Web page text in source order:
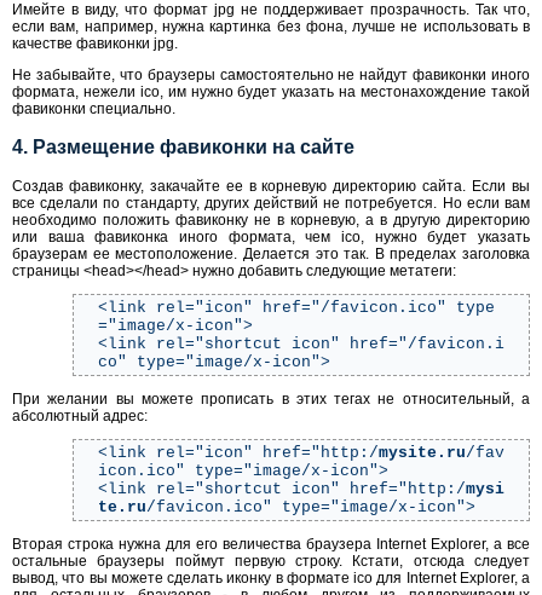
Имейте в виду, что формат jpg не поддерживает прозрачность. Так что,
если вам, например, нужна картинка без фона, лучше не использовать в
качестве фавиконки jpg.
Не забывайте, что браузеры самостоятельно не найдут фавиконки иного
формата, нежели ico, им нужно будет указать на местонахождение такой
фавиконки специально.
4. Размещение фавиконки на сайте
Создав фавиконку, закачайте ее в корневую директорию сайта. Если вы
все сделали по стандарту, других действий не потребуется. Но если вам
необходимо положить фавиконку не в корневую, а в другую директорию
или ваша фавиконка иного формата, чем ico, нужно будет указать
браузерам ее местоположение. Делается это так. В пределах заголовка
страницы <head></head> нужно добавить следующие метатеги:
<link rel="icon" href="/favicon.ico" type
="image/x-icon">
<link rel="shortcut icon" href="/favicon.i
co" type="image/x-icon">
При желании вы можете прописать в этих тегах не относительный, а
абсолютный адрес:
<link rel="icon" href="http:/mysite.ru/fav
icon.ico" type="image/x-icon">
<link rel="shortcut icon" href="http:/mysi
te.ru/favicon.ico" type="image/x-icon">
Вторая строка нужна для его величества браузера Internet Explorer, а все
остальные браузеры поймут первую строку. Кстати, отсюда следует
вывод, что вы можете сделать иконку в формате ico для Internet Explorer, а